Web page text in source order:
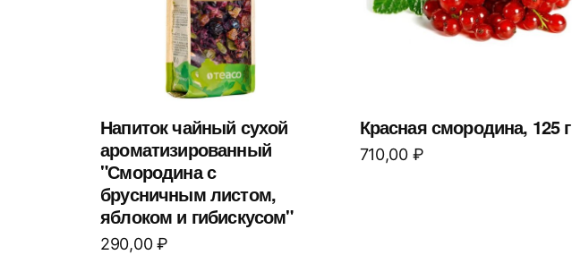
Напиток чайный сухой
ароматизированный
"Смородина с
брусничным листом,
яблоком и гибискусом"
290,00₽
Красная смородина, 125 г
710,00 ₽